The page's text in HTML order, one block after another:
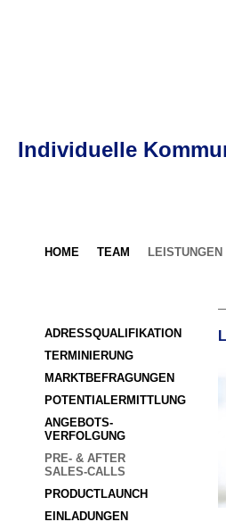
Individuelle
HOME TEAM LEISTUNGEN
ADRESSQUALIFIKATION
TERMINIERUNG
MARKTBEFRAGUNGEN
POTENTIALERMITTLUNG
ANGEBOTS-
VERFOLGUNG
PRE- & AFTER
SALES-CALLS
PRODUCTLAUNCH
EINLADUNGEN